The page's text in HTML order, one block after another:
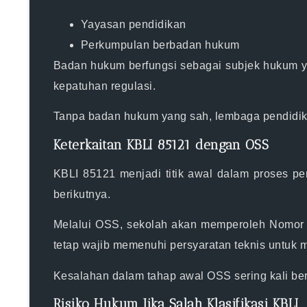
Yayasan pendidikan
Perkumpulan berbadan hukum
Badan hukum berfungsi sebagai subjek hukum
kepatuhan regulasi.
Tanpa badan hukum yang sah, lembaga
Keterkaitan KBLI 85121 dengan OSS
KBLI 85121 menjadi titik awal dalam proses
berikutnya.
Melalui OSS, sekolah akan memperoleh
tetap wajib memenuhi persyaratan teknis untuk
Kesalahan dalam tahap awal OSS sering kali